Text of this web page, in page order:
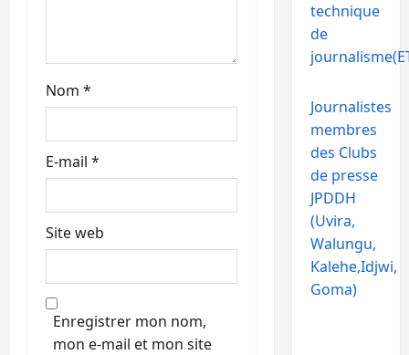
l
Nom *
E-mail *
Site web
Enregistrer mon nom,
mon e-mail et mon site
technique
de
Journalistes
membres
des Clubs
de presse
JPDDH
(Uvira,
Walungu,
Kalehe,Idjwi,
Goma)